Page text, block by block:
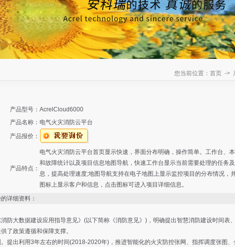
您当前位置：首页 ->
产品型号： AcrelCloud6000
产品名称： 电气火灾消防云平台
产品报价：
产品特点：
电气火灾消防云平台首页显示快速，界面分布明确，操作简单。工作台、
和故障统计以及项目信息地图导航，快速工作台显示当前需要处理的任务
息，提高处理速度;地图导航支持在电子地图上显示监控项目的分布情况，
图标上显示客户和信息，点击图标可进入项目详细信息。
的详细资料：
数据建设应用指导意见》(以下简称《消防意见》)，明确提出智慧消防建设时间表
了政策遵循和保障支撑。
利用3年左右的时间(2018-2020年)，推进智能化的火灾防控张网、指挥调度张图、